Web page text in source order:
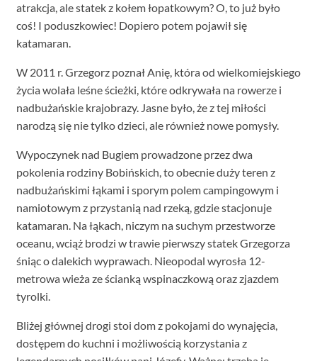
atrakcja, ale statek z kołem łopatkowym? O, to już było
coś! I poduszkowiec! Dopiero potem pojawił się
katamaran.
W 2011 r. Grzegorz poznał Anię, która od wielkomiejskiego
życia wolała leśne ścieżki, które odkrywała na rowerze i
nadbużańskie krajobrazy. Jasne było, że z tej miłości
narodzą się nie tylko dzieci, ale również nowe pomysły.
Wypoczynek nad Bugiem prowadzone przez dwa
pokolenia rodziny Bobińskich, to obecnie duży teren z
nadbużańskimi łąkami i sporym polem campingowym i
namiotowym z przystanią nad rzeką, gdzie stacjonuje
katamaran. Na łąkach, niczym na suchym przestworze
oceanu, wciąż brodzi w trawie pierwszy statek Grzegorza
śniąc o dalekich wyprawach. Nieopodal wyrosła 12-
metrowa wieża ze ścianką wspinaczkową oraz zjazdem
tyrolki.
Bliżej głównej drogi stoi dom z pokojami do wynajęcia,
dostępem do kuchni i możliwością korzystania z